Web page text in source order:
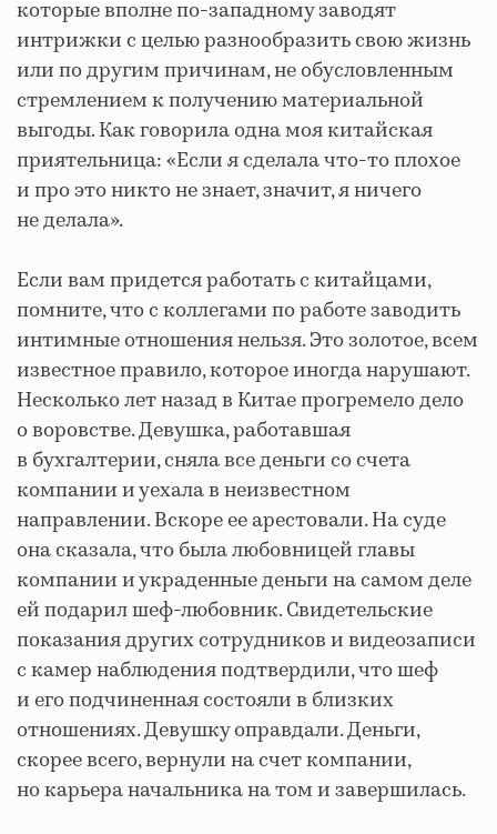
которые вполне по-западному заводят
интрижки с целью разнообразить свою жизнь
или по другим причинам, не обусловленным
стремлением к получению материальной
выгоды. Как говорила одна моя китайская
приятельница: «Если я сделала что-то плохое
и про это никто не знает, значит, я ничего
не делала».
Если вам придется работать с китайцами,
помните, что с коллегами по работе заводить
интимные отношения нельзя. Это золотое, всем
известное правило, которое иногда нарушают.
Несколько лет назад в Китае прогремело дело
о воровстве. Девушка, работавшая
в бухгалтерии, сняла все деньги со счета
компании и уехала в неизвестном
направлении. Вскоре ее арестовали. На суде
она сказала, что была любовницей главы
компании и украденные деньги на самом деле
ей подарил шеф-любовник. Свидетельские
показания других сотрудников и видеозаписи
с камер наблюдения подтвердили, что шеф
и его подчиненная состояли в близких
отношениях. Девушку оправдали. Деньги,
скорее всего, вернули на счет компании,
но карьера начальника на том и завершилась.